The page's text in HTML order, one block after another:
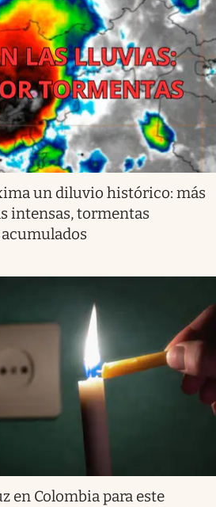
un diluvio histórico: más
intensas, tormentas
en Colombia para este